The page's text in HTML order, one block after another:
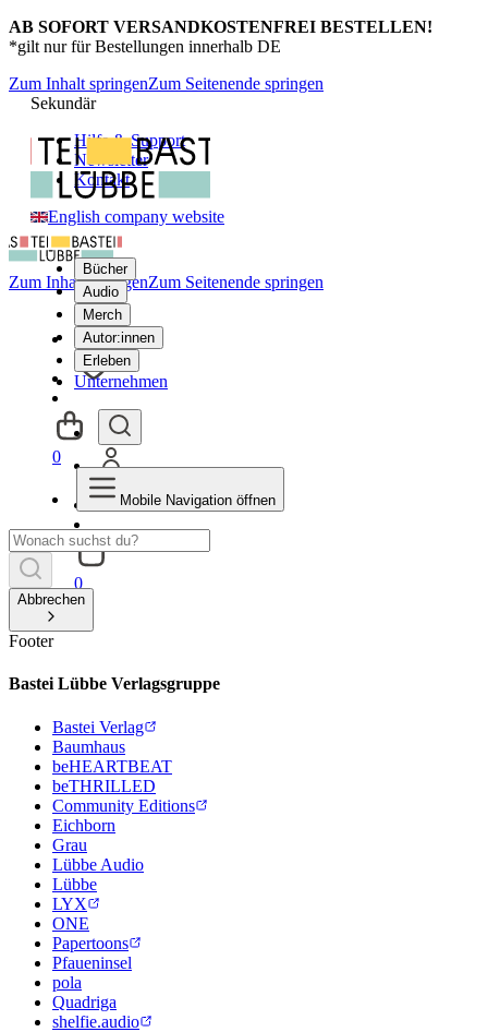
AB SOFORT VERSANDKOSTENFREI BESTELLEN!
*gilt nur für Bestellungen innerhalb DE
Zum Inhalt springenZum Seitenende springen
Sekundär
Hilfe & Support
Newsletter
Kontakt
English company website
Bücher
Audio
Merch
Autor:innen
Erleben
Unternehmen
0
Zum Inhalt springenZum Seitenende springen
0
Mobile Navigation öffnen
Abbrechen
Footer
Bastei Lübbe Verlagsgruppe
Bastei Verlag
Baumhaus
beHEARTBEAT
beTHRILLED
Community Editions
Eichborn
Grau
Lübbe Audio
Lübbe
LYX
ONE
Papertoons
Pfaueninsel
pola
Quadriga
shelfie.audio